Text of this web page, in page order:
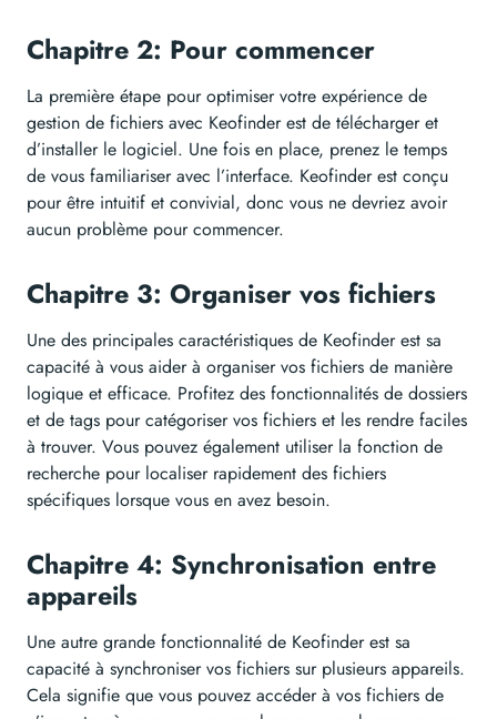
Chapitre 2: Pour commencer
La première étape pour optimiser votre expérience de
gestion de fichiers avec Keofinder est de télécharger et
d’installer le logiciel. Une fois en place, prenez le temps
de vous familiariser avec l’interface. Keofinder est conçu
pour être intuitif et convivial, donc vous ne devriez avoir
aucun problème pour commencer.
Chapitre 3: Organiser vos fichiers
Une des principales caractéristiques de Keofinder est sa
capacité à vous aider à organiser vos fichiers de manière
logique et efficace. Profitez des fonctionnalités de dossiers
et de tags pour catégoriser vos fichiers et les rendre faciles
à trouver. Vous pouvez également utiliser la fonction de
recherche pour localiser rapidement des fichiers
spécifiques lorsque vous en avez besoin.
Chapitre 4: Synchronisation entre
appareils
Une autre grande fonctionnalité de Keofinder est sa
capacité à synchroniser vos fichiers sur plusieurs appareils.
Cela signifie que vous pouvez accéder à vos fichiers de